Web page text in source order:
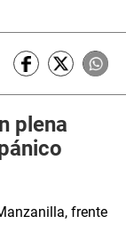
plena
frente